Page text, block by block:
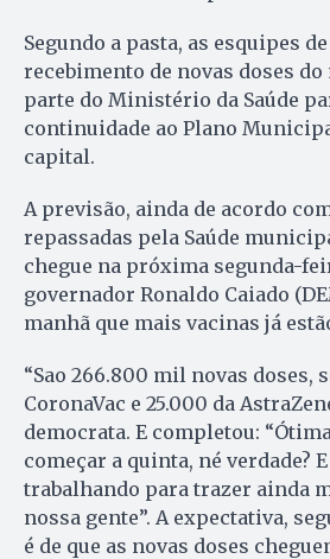
Segundo a pasta, as esquipes
recebimento de novas doses
parte do Ministério da Saúde
continuidade ao Plano
capital.
A previsão, ainda de acordo
repassadas pela Saúde
chegue na próxima segunda-
governador Ronaldo Caiado
manhã que mais vacinas já
“Sao 266.800 mil novas doses,
CoronaVac e 25.000 da
democrata. E completou:
começar a quinta, né verdade?
trabalhando para trazer ainda
nossa gente”. A expectativa,
é de que as novas doses